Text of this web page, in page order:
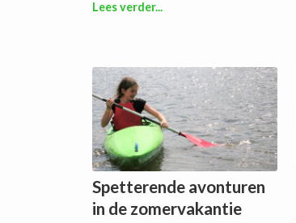
Lees verder...
Spetterende avonturen
in de zomervakantie